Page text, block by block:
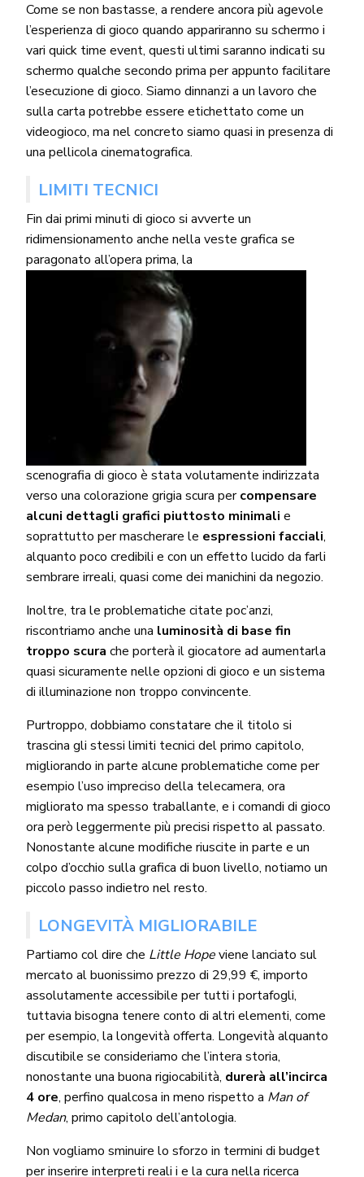
Come se non bastasse, a rendere ancora più agevole
l’esperienza di gioco quando appariranno su schermo i
vari quick time event, questi ultimi saranno indicati su
schermo qualche secondo prima per appunto facilitare
l’esecuzione di gioco. Siamo dinnanzi a un lavoro che
sulla carta potrebbe essere etichettato come un
videogioco, ma nel concreto siamo quasi in presenza di
una pellicola cinematografica.
LIMITI TECNICI
Fin dai primi minuti di gioco si avverte un
ridimensionamento anche nella veste grafica se
paragonato all’opera prima, la
scenografia di gioco è stata volutamente indirizzata
verso una colorazione grigia scura percompensare
alcuni dettagli grafici piuttosto minimali e
soprattutto per mascherare le espressioni facciali,
alquanto poco credibili e con un effetto lucido da farli
sembrare irreali, quasi come dei manichini da negozio.
Inoltre, tra le problematiche citate poc’anzi,
riscontriamo anche una luminosità di base fin
troppo scura che porterà il giocatore ad aumentarla
quasi sicuramente nelle opzioni di gioco e un sistema
di illuminazione non troppo convincente.
Purtroppo, dobbiamo constatare che il titolo si
trascina gli stessi limiti tecnici del primo capitolo,
migliorando in parte alcune problematiche come per
esempio l’uso impreciso della telecamera, ora
migliorato ma spesso traballante, e i comandi di gioco
ora però leggermente più precisi rispetto al passato.
Nonostante alcune modifiche riuscite in parte e un
colpo d’occhio sulla grafica di buon livello, notiamo un
piccolo passo indietro nel resto.
LONGEVITÀ MIGLIORABILE
Partiamo col dire che Little Hopeviene lanciato sul
mercato al buonissimo prezzo di 29,99 €, importo
assolutamente accessibile per tutti i portafogli,
tuttavia bisogna tenere conto di altri elementi, come
per esempio, la longevità offerta. Longevità alquanto
discutibile se consideriamo che l’intera storia,
nonostante una buona rigiocabilità, durerà all’incirca
4 ore, perfino qualcosa in meno rispetto a Man of
Medan, primo capitolo dell’antologia.
Non vogliamo sminuire lo sforzo in termini di budget
per inserire interpreti reali i e la cura nella ricerca